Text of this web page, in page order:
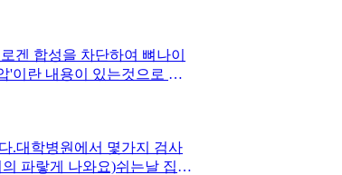
월 동안 cr수치가 0.57에서
근육맨이 됐어요. 그래서 근
까이정도가 궁금합니다.다
겐 합성을 차단하여 뼈나이
'이란 내용이 있는것으로 보
.저정도 수치면 당장 성장치
월 동안 cr수치가 0.57에서
근육맨이 됐어요. 그래서 근
까이정도가 궁금합니다.다
.대학병원에서 몇가지 검사
파랗게 나와요)쉬는날 집에